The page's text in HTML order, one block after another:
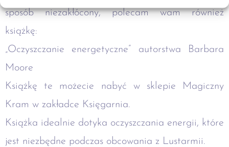
sposób niezakłócony, polecam wam również
książkę:
„Oczyszczanie energetyczne” autorstwa Barbara
Moore
Książkę te możecie nabyć w sklepie Magiczny
Kram w zakładce Księgarnia.
Książka idealnie dotyka oczyszczania energii, które
jest niezbędne podczas obcowania z Lustarmii.